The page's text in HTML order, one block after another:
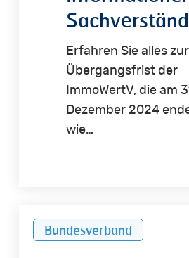
Erfahren Sie alles zur
Übergangsfrist der
ImmoWertV, die am
Dezember 2024
wie…
Preisspiegel
Bundesverband